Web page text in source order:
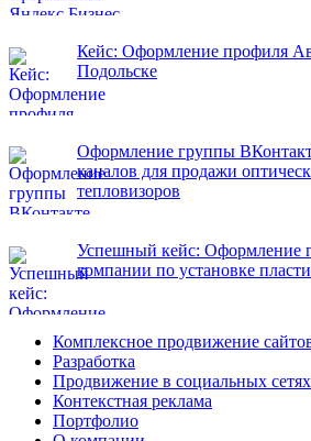
Кейс: Оформление профиля
Подольске
Оформление группы
каналов для продажи
тепловизоров
Успешный кейс: Оформление
компании по установке
Комплексное продвижение
Разработка
Продвижение в социальных
Контекстная реклама
Портфолио